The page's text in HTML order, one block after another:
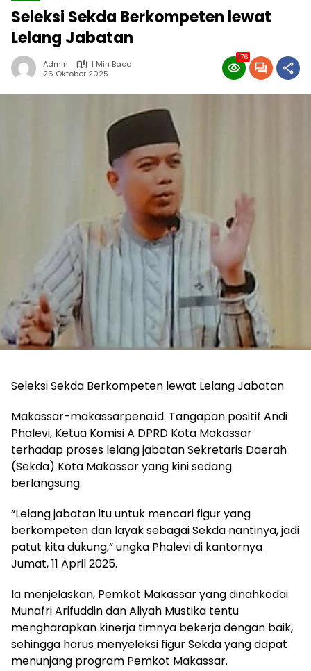
Seleksi Sekda Berkompeten lewat
Lelang Jabatan
Admin
1 Min Baca
26 Oktober 2025
176
Seleksi Sekda Berkompeten lewat Lelang Jabatan
Makassar-makassarpena.id. Tangapan positif Andi
Phalevi, Ketua Komisi A DPRD Kota Makassar
terhadap proses lelang jabatan Sekretaris Daerah
(Sekda) Kota Makassar yang kini sedang
berlangsung.
“Lelang jabatan itu untuk mencari figur yang
berkompeten dan layak sebagai Sekda nantinya, jadi
patut kita dukung,” ungka Phalevi di kantornya
Jumat, 11 April 2025.
Ia menjelaskan, Pemkot Makassar yang dinahkodai
Munafri Arifuddin dan Aliyah Mustika tentu
mengharapkan kinerja timnya bekerja dengan baik,
sehingga harus menyeleksi figur Sekda yang dapat
menunjang program Pemkot Makassar.